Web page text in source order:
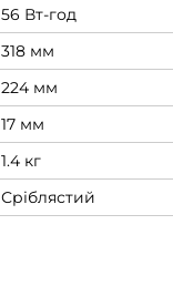
56 Вт-год
318 мм
224 мм
17 мм
1.4 кг
Сріблястий